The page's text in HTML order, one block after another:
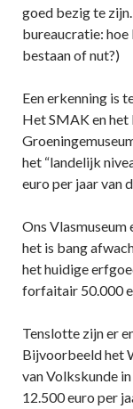
goed bezig te
bureaucratie: hoe
bestaan of nut?)
Een erkenning is
Het SMAK en het
het “landelijk
euro per jaar van
Ons Vlasmuseum
het is bang
het huidige
forfaitair 50.000
Tenslotte zijn er
Bijvoorbeeld het
van Volkskunde
12.500 euro per